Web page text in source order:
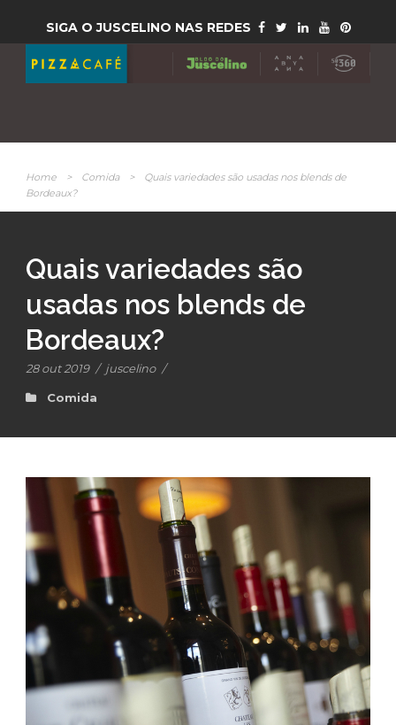
SIGA O JUSCELINO NAS REDES
Home > Comida >
Quais variedades são usadas nos blends de
Bordeaux?
Quais variedades são
usadas nos blends de
Bordeaux?
28 out 2019 / juscelino /
Comida